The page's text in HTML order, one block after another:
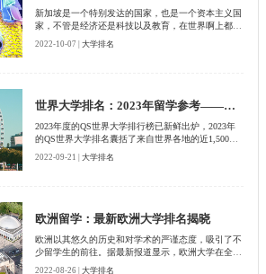
新加坡是一个特别发达的国家，也是一个资本主义国
家，不管是经济还是科技以及教育，在世界啊上都是
要有领先的，尤其是教育，有很多高校在世界上都特
别有名气，而且排名比较靠前，也正是由于这样的原
这里北京取得留学机构给大家总结了一下。
2022-10-07 | 大学排名
世界大学排名：2023年留学参考——最新QS大学排名
2023年度的QS世界大学排行榜已新鲜出炉，2023年
的QS世界大学排名囊括了来自世界各地的近1,500所
院校。不只是聚焦排名靠前的知名的大学：今年的头
部排名包括了来自欧洲、亚洲和北美洲等各个不同地
2022-09-21 | 大学排名
欧洲留学：最新欧洲大学排名揭晓
欧洲以其悠久的历史和对学术的严谨态度，吸引了不
少留学生的前往。据最新报道显示，欧洲大学在全球
最佳大学排行榜中所占比例略高于40%。《泰晤士报
2022-08-26 | 大学排名